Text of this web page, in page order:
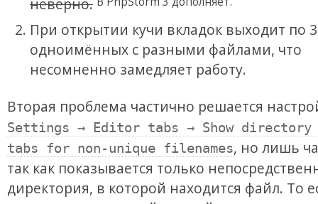
неверно.
При открытии кучи вкладок выходит по
одноимённых с разными файлами, что
несомненно замедляет работу.
Вторая проблема частично решается
Settings → Editor tabs → Show
tabs for non-unique filenames, но лишь
так как показывается только
директория, в которой находится файл. То